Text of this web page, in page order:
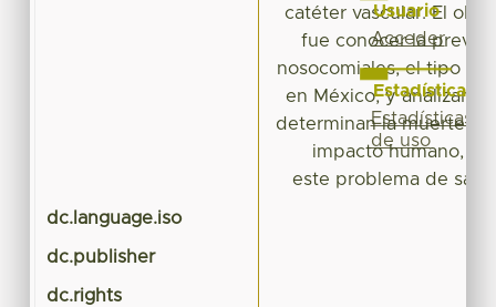
catéter vascular. El
fue conocer la
nosocomiales, el tipo y
en México, y analizar
determinan la muerte.
impacto humano,
este problema de
dc.language.iso
dc.publisher
dc.rights
Usuario
Acceder
Estadísticas
Estadísticas
de uso